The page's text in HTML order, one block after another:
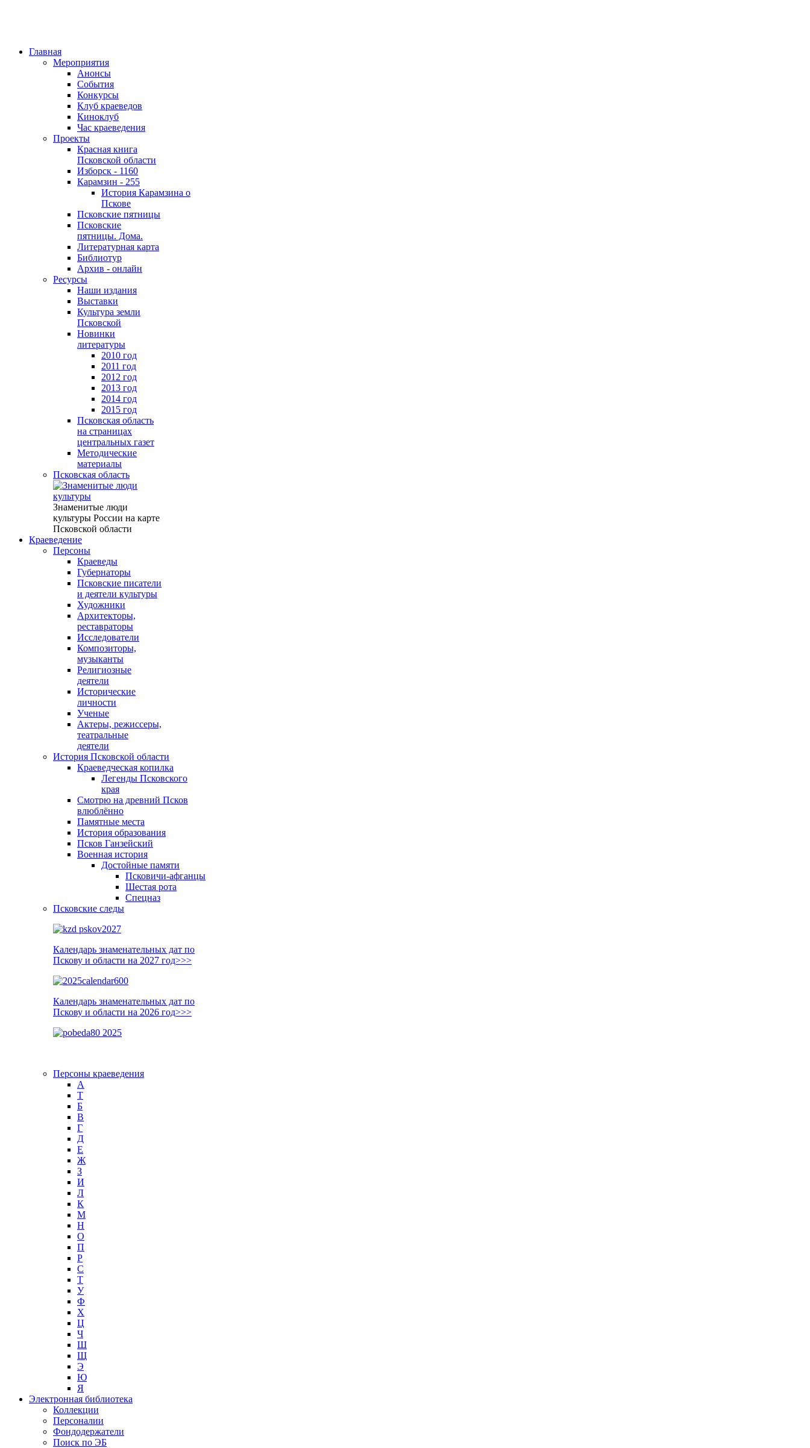
Главная
Мероприятия
Анонсы
События
Конкурсы
Клуб краеведов
Киноклуб
Час краеведения
Проекты
Красная книга
Псковской области
Изборск - 1160
Карамзин - 255
История Карамзина о
Пскове
Псковские пятницы
Псковские
пятницы. Дома.
Литературная карта
Библиотур
Архив - онлайн
Ресурсы
Наши издания
Выставки
Культура земли
Псковской
Новинки
литературы
2010 год
2011 год
2012 год
2013 год
2014 год
2015 год
Псковская область
на страницах
центральных газет
Методические
материалы
Псковская область
Знаменитые люди
культуры России на карте
Псковской области
Краеведение
Персоны
Краеведы
Губернаторы
Псковские писатели
и деятели культуры
Художники
Архитекторы,
реставраторы
Исследователи
Композиторы,
музыканты
Религиозные
деятели
Исторические
личности
Ученые
Актеры, режиссеры,
театральные
деятели
История Псковской области
Краеведческая копилка
Легенды Псковского
края
Смотрю на древний Псков
влюблённо
Памятные места
История образования
Псков Ганзейский
Военная история
Достойные памяти
Псковичи-афганцы
Шестая рота
Спецназ
Псковские следы
Календарь знаменательных дат по
Пскову и области на 2027 год>>>
Календарь знаменательных дат по
Пскову и области на 2026 год>>>
Персоны краеведения
А
T
Б
В
Г
Д
Е
Ж
З
И
Л
К
М
Н
О
П
Р
С
Т
У
Ф
Х
Ц
Ч
Ш
Щ
Э
Ю
Я
Электронная библиотека
Коллекции
Персоналии
Фондодержатели
Поиск по ЭБ